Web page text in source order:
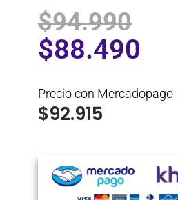
$94.990
$88.490
Precio con Mercadopago
$92.915